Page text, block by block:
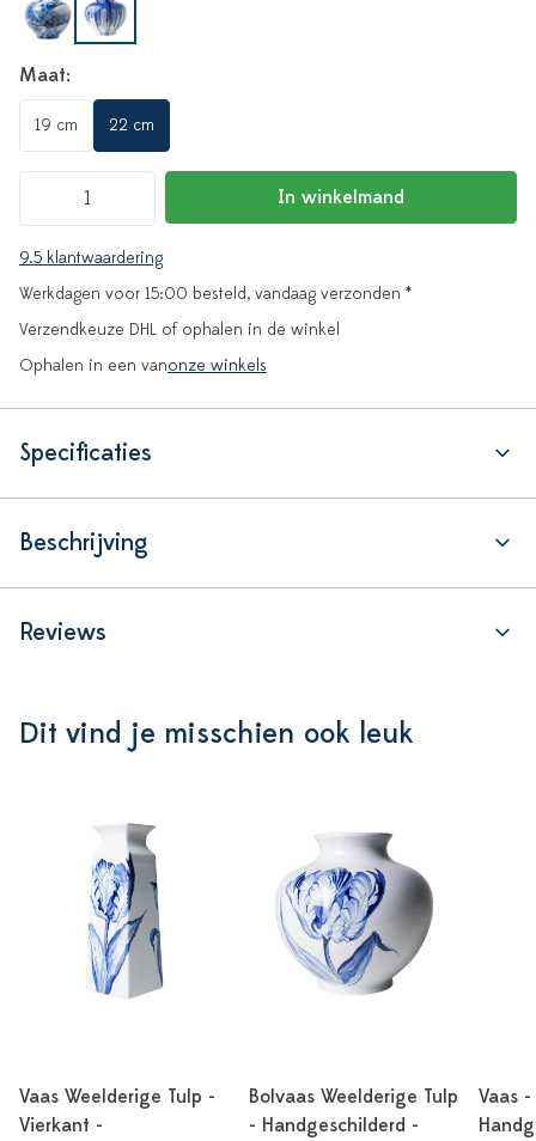
Maat:
19 cm 22 cm
In winkelmand
9.5 klantwaardering
Werkdagen voor 15:00 besteld, vandaag verzonden *
Verzendkeuze DHL of ophalen in de winkel
Ophalen in een vanonze winkels
Specificaties
Beschrijving
Reviews
Dit vind je misschien ook leuk
Vaas Weelderige Tulp -
Vierkant -
Bolvaas Weelderige Tulp
- Handgeschilderd -
Vaas